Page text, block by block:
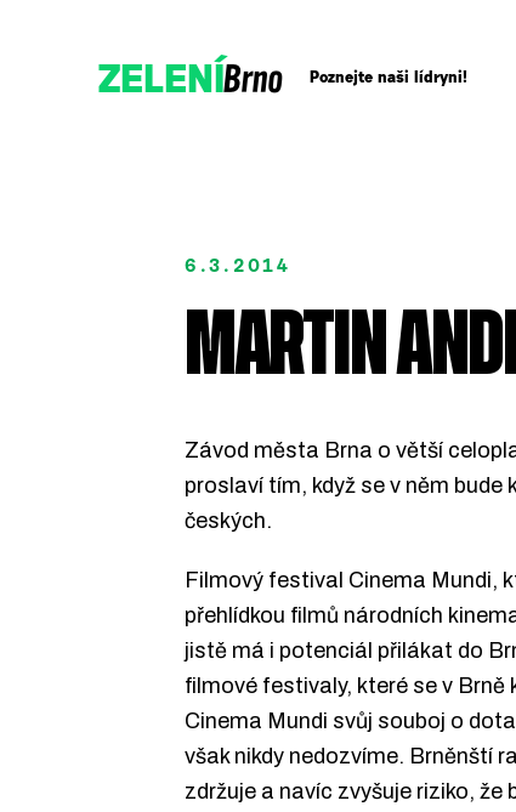
ZELENÍBrno Poznejte naši lídryni!
Podpořte nás darem
6.3.2014
MARTIN
Závod města Brna o větší
proslaví tím, když se v něm
českých.
Filmový festival Cinema Mundi,
přehlídkou filmů národních
jistě má i potenciál přilákat do
filmové festivaly, které se v
Cinema Mundi svůj souboj o
však nikdy nedozvíme. Brněnští
zdržuje a navíc zvyšuje riziko, že